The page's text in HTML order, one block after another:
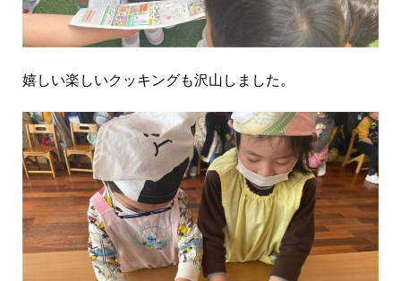
嬉しい楽しいクッキングも沢山しました。